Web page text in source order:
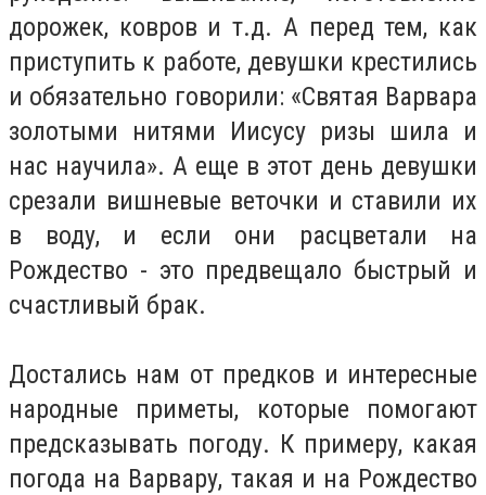
дорожек, ковров и т.д. А перед тем, как
приступить к работе, девушки крестились
и обязательно говорили: «Святая Варвара
золотыми нитями Иисусу ризы шила и
нас научила». А еще в этот день девушки
срезали вишневые веточки и ставили их
в воду, и если они расцветали на
Рождество - это предвещало быстрый и
счастливый брак.
Достались нам от предков и интересные
народные приметы, которые помогают
предсказывать погоду. К примеру, какая
погода на Варвару, такая и на Рождество